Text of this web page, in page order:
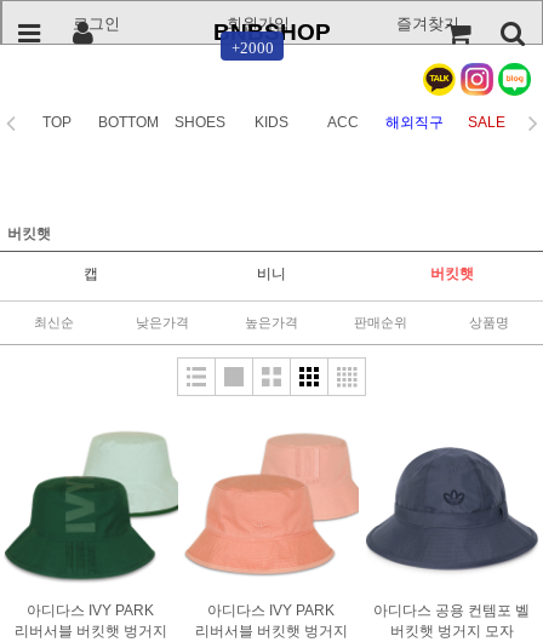
로그인
+2000
회원가입 즐겨찾기
BNBSHOP
TOP BOTTOM SHOES KIDS ACC 해외직구 SALE
버킷햇
캡 비니 버킷햇
최신순 낮은가격 높은가격 판매순위 상품명
아디다스 IVY PARK
리버서블 버킷햇 벙거지
아디다스 IVY PARK
리버서블 버킷햇 벙거지
아디다스 공용 컨템포 벨
버킷햇 벙거지 모자